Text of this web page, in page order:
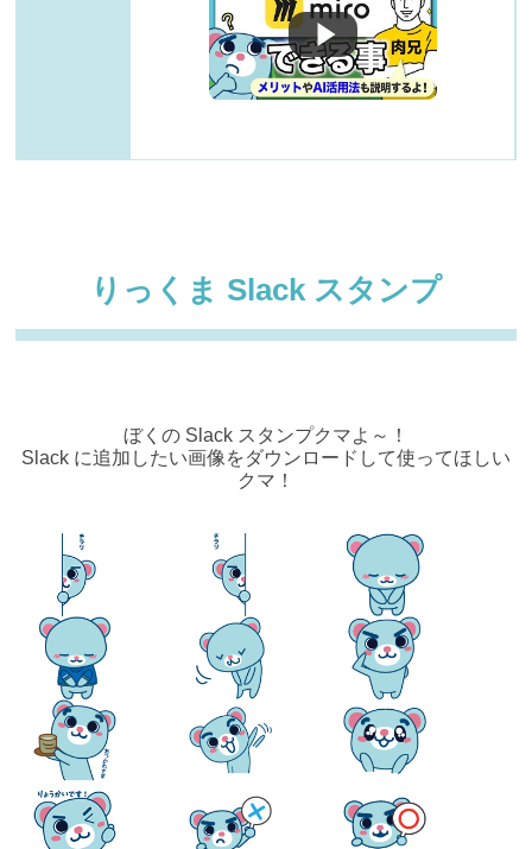
りっくま Slack スタンプ
ぼくの Slack スタンプクマよ～！
Slack に追加したい画像をダウンロードして使ってほしい
クマ！